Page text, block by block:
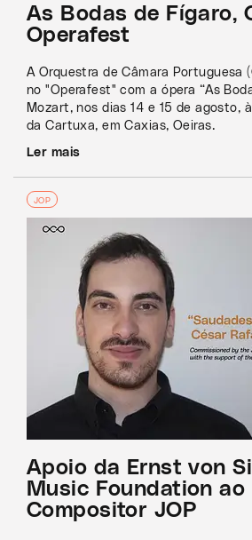
As Bodas de Fígaro,
Operafest
A Orquestra de Câmara Portuguesa
no "Operafest" com a ópera “As
Mozart, nos dias 14 e 15 de agosto,
da Cartuxa, em Caxias, Oeiras.
Ler mais
JOP
Apoio da Ernst von
Music Foundation ao
Compositor JOP